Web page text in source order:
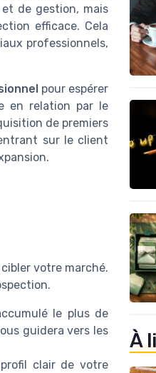
de gestion, mais
efficace. Cela
professionnels,
pour espérer
en relation par le
de premiers
sur le client
votre marché.
le plus de
guidera vers les
clair de votre
À